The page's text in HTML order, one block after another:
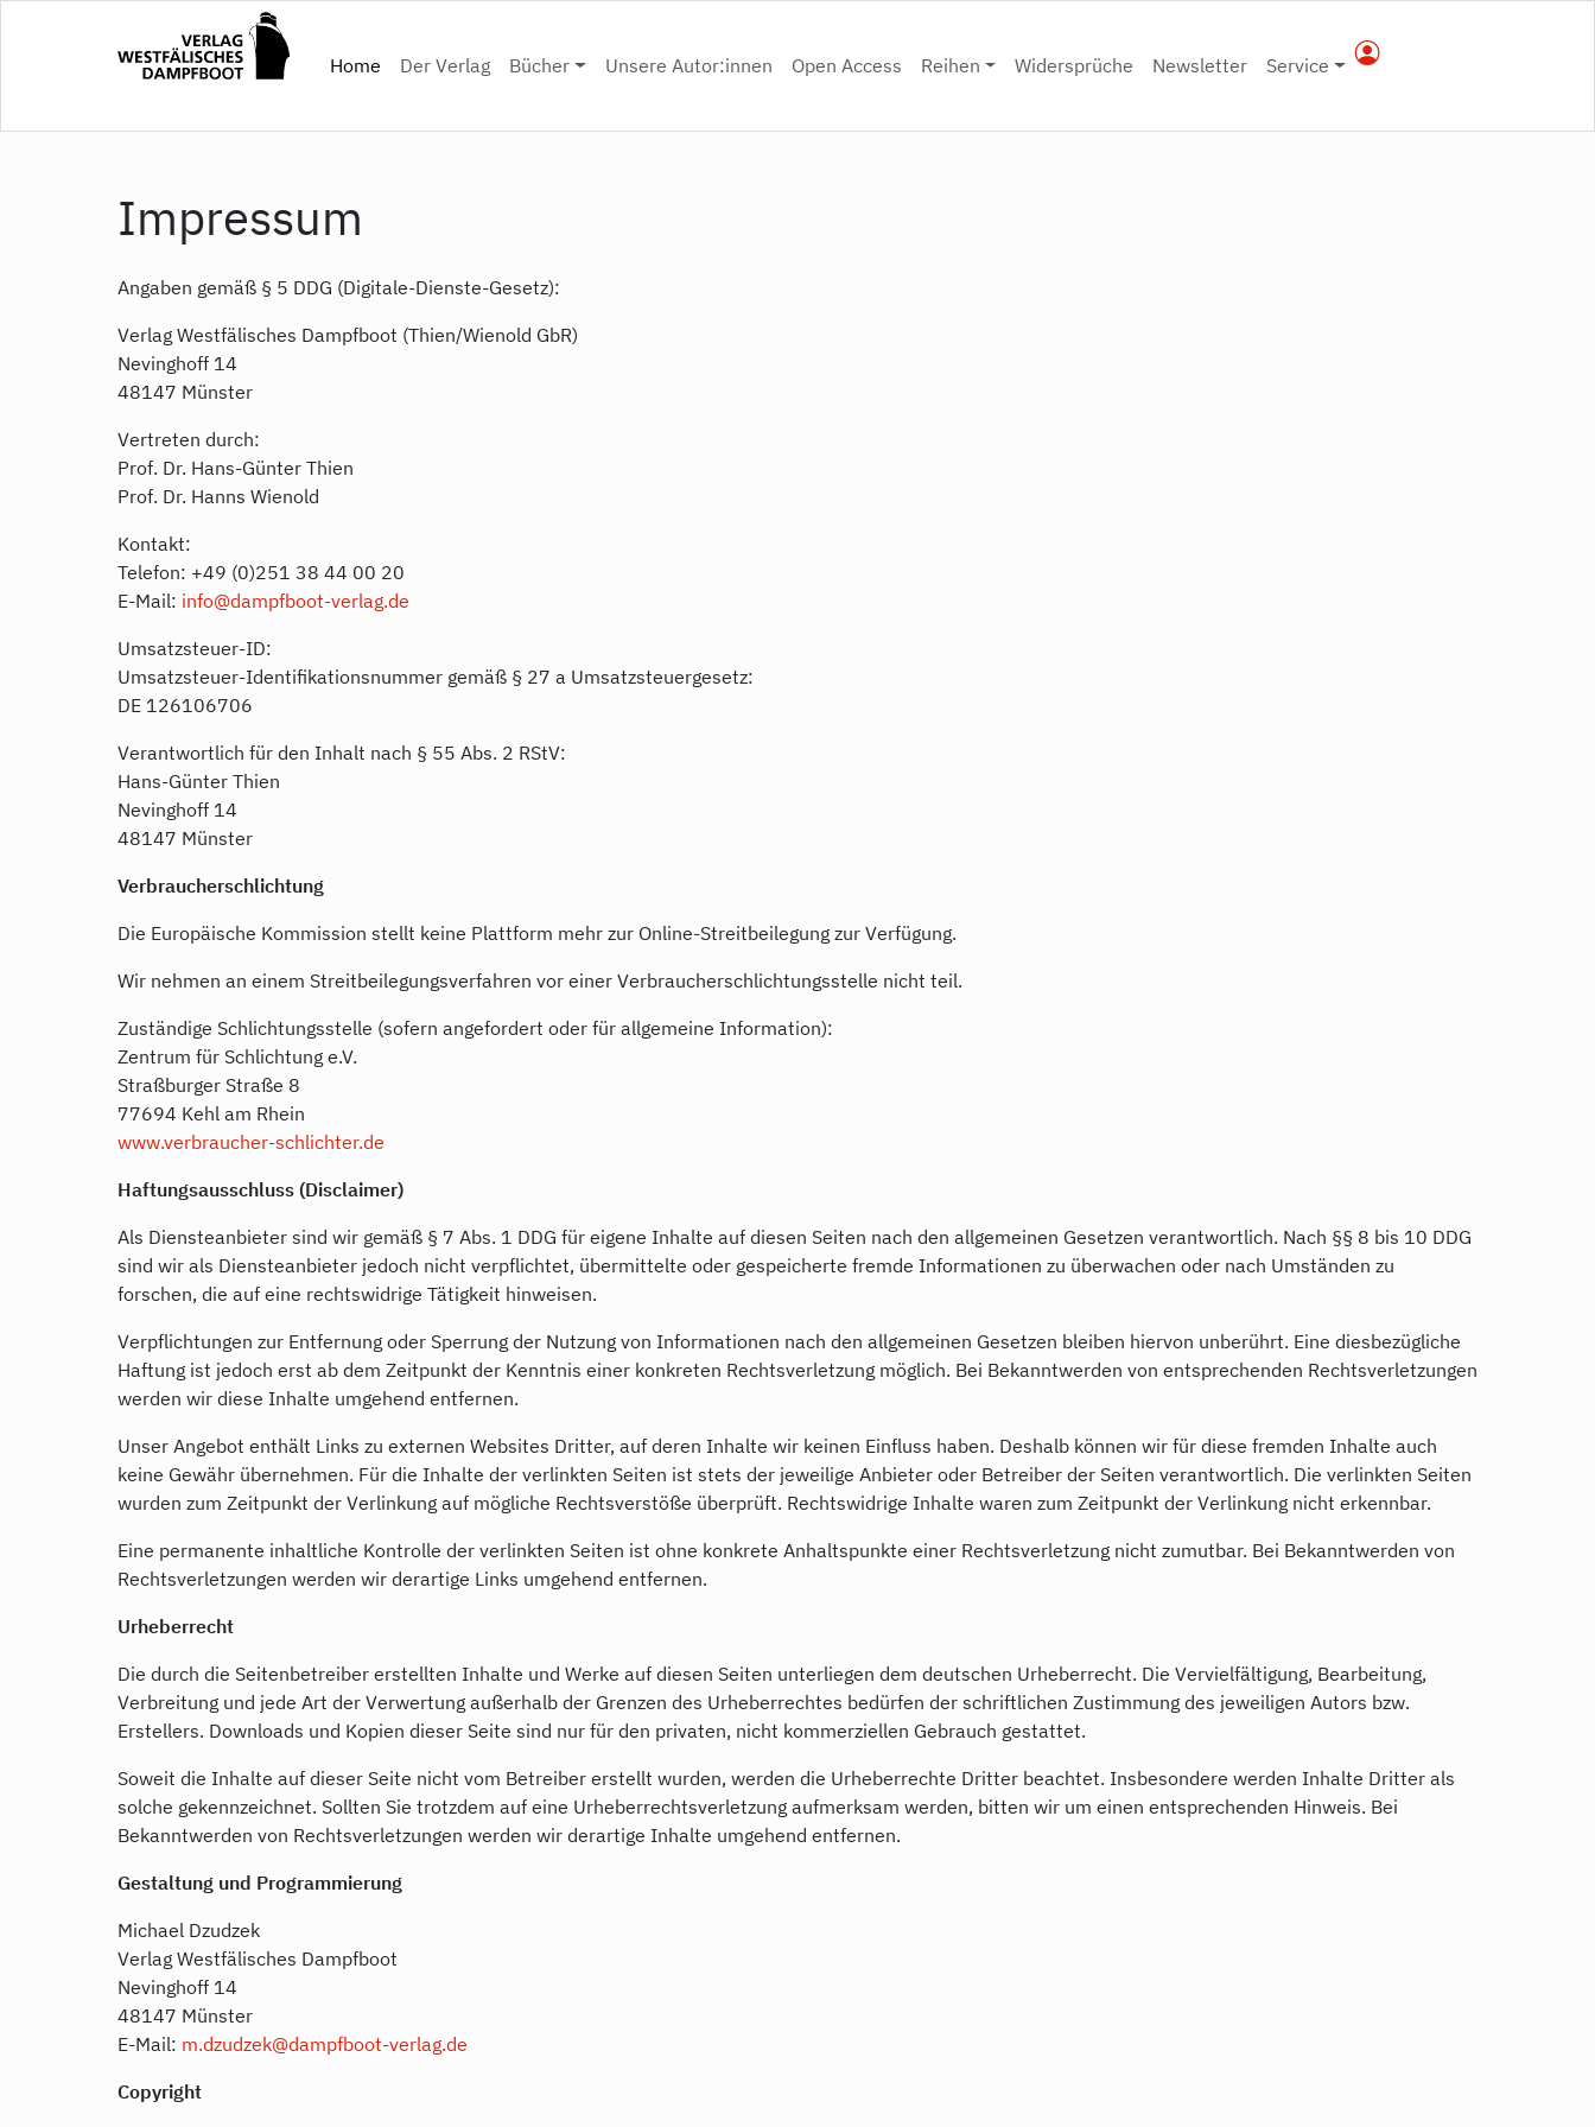
Home(current)
Der Verlag Bücher Unsere Autor:innen Open Access Reihen Widersprüche Newsletter Service
Impressum
Angaben gemäß § 5 DDG (Digitale-Dienste-Gesetz):
Verlag Westfälisches Dampfboot (Thien/Wienold GbR)
Nevinghoff 14
48147 Münster
Vertreten durch:
Prof. Dr. Hans-Günter Thien
Prof. Dr. Hanns Wienold
Kontakt:
Telefon: +49 (0)251 38 44 00 20
E-Mail: info@dampfboot-verlag.de
Umsatzsteuer-ID:
Umsatzsteuer-Identifikationsnummer gemäß § 27 a Umsatzsteuergesetz:
DE 126106706
Verantwortlich für den Inhalt nach § 55 Abs. 2 RStV:
Hans-Günter Thien
Nevinghoff 14
48147 Münster
Verbraucherschlichtung
Die Europäische Kommission stellt keine Plattform mehr zur Online-Streitbeilegung zur Verfügung.
Wir nehmen an einem Streitbeilegungsverfahren vor einer Verbraucherschlichtungsstelle nicht teil.
Zuständige Schlichtungsstelle (sofern angefordert oder für allgemeine Information):
Zentrum für Schlichtung e.V.
Straßburger Straße 8
77694 Kehl am Rhein
www.verbraucher-schlichter.de
Haftungsausschluss (Disclaimer)
Als Diensteanbieter sind wir gemäß § 7 Abs. 1 DDG für eigene Inhalte auf diesen Seiten nach den allgemeinen Gesetzen verantwortlich. Nach §§ 8 bis 10 DDG
sind wir als Diensteanbieter jedoch nicht verpflichtet, übermittelte oder gespeicherte fremde Informationen zu überwachen oder nach Umständen zu
forschen, die auf eine rechtswidrige Tätigkeit hinweisen.
Verpflichtungen zur Entfernung oder Sperrung der Nutzung von Informationen nach den allgemeinen Gesetzen bleiben hiervon unberührt. Eine diesbezügliche
Haftung ist jedoch erst ab dem Zeitpunkt der Kenntnis einer konkreten Rechtsverletzung möglich. Bei Bekanntwerden von entsprechenden Rechtsverletzungen
werden wir diese Inhalte umgehend entfernen.
Unser Angebot enthält Links zu externen Websites Dritter, auf deren Inhalte wir keinen Einfluss haben. Deshalb können wir für diese fremden Inhalte auch
keine Gewähr übernehmen. Für die Inhalte der verlinkten Seiten ist stets der jeweilige Anbieter oder Betreiber der Seiten verantwortlich. Die verlinkten Seiten
wurden zum Zeitpunkt der Verlinkung auf mögliche Rechtsverstöße überprüft. Rechtswidrige Inhalte waren zum Zeitpunkt der Verlinkung nicht erkennbar.
Eine permanente inhaltliche Kontrolle der verlinkten Seiten ist ohne konkrete Anhaltspunkte einer Rechtsverletzung nicht zumutbar. Bei Bekanntwerden von
Rechtsverletzungen werden wir derartige Links umgehend entfernen.
Urheberrecht
Die durch die Seitenbetreiber erstellten Inhalte und Werke auf diesen Seiten unterliegen dem deutschen Urheberrecht. Die Vervielfältigung, Bearbeitung,
Verbreitung und jede Art der Verwertung außerhalb der Grenzen des Urheberrechtes bedürfen der schriftlichen Zustimmung des jeweiligen Autors bzw.
Erstellers. Downloads und Kopien dieser Seite sind nur für den privaten, nicht kommerziellen Gebrauch gestattet.
Soweit die Inhalte auf dieser Seite nicht vom Betreiber erstellt wurden, werden die Urheberrechte Dritter beachtet. Insbesondere werden Inhalte Dritter als
solche gekennzeichnet. Sollten Sie trotzdem auf eine Urheberrechtsverletzung aufmerksam werden, bitten wir um einen entsprechenden Hinweis. Bei
Bekanntwerden von Rechtsverletzungen werden wir derartige Inhalte umgehend entfernen.
Gestaltung und Programmierung
Michael Dzudzek
Verlag Westfälisches Dampfboot
Nevinghoff 14
48147 Münster
E-Mail: m.dzudzek@dampfboot-verlag.de
Copyright